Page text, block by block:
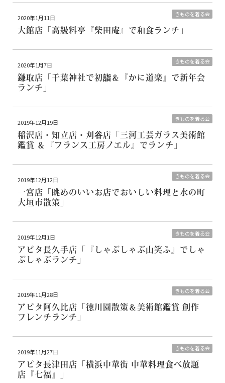
きものを着る会
2020年1月11日
大館店 「高級料亭『柴田庵』で和食ランチ」
きものを着る会
2020年1月7日
鎌取店 「千葉神社で初詣＆『かに道楽』で新年会
ランチ」
きものを着る会
2019年12月19日
稲沢店・知立店・刈谷店 「三河工芸ガラス美術館
鑑賞 ＆『フランス工房ノエル』でランチ」
きものを着る会
2019年12月12日
一宮店 「眺めのいいお店でおいしい料理と水の町
大垣市散策」
きものを着る会
2019年12月1日
アピタ長久手店 「『しゃぶしゃぶ山笑ふ』でしゃ
ぶしゃぶランチ」
きものを着る会
2019年11月28日
アピタ阿久比店 「徳川園散策＆美術館鑑賞 創作
フレンチランチ」
きものを着る会
2019年11月27日
アピタ長津田店 「横浜中華街 中華料理食べ放題
店『七福』」